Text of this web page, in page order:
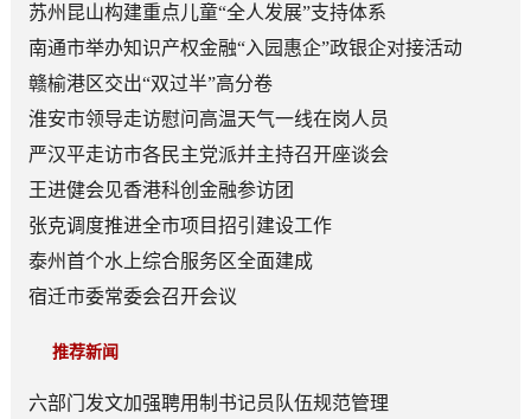
苏州昆山构建重点儿童“全人发展”支持体系
南通市举办知识产权金融“入园惠企”政银企对接活动
赣榆港区交出“双过半”高分卷
淮安市领导走访慰问高温天气一线在岗人员
严汉平走访市各民主党派并主持召开座谈会
王进健会见香港科创金融参访团
张克调度推进全市项目招引建设工作
泰州首个水上综合服务区全面建成
宿迁市委常委会召开会议
推荐新闻
六部门发文加强聘用制书记员队伍规范管理